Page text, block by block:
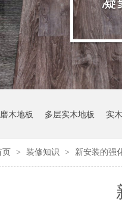
木地板 多层实木地板 实
页 > 装修知识 > 新安装的强